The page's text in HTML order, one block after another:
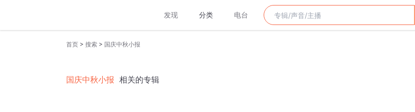
发现 分类 电台
首页 > 搜索 > 国庆中秋小报
国庆中秋小报 相关的专辑